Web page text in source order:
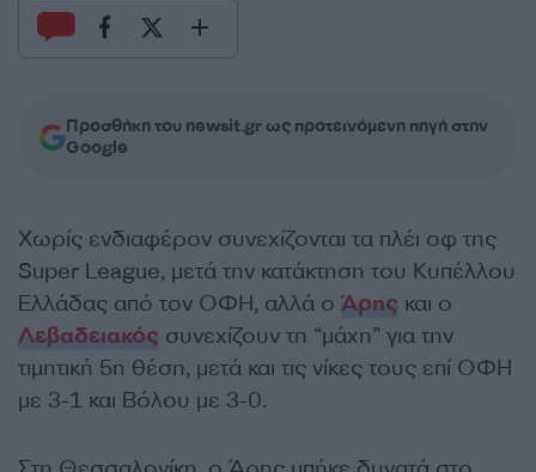
Προσθήκη του newsit.gr ως προτεινόμενη πηγή στην
Google
Χωρίς ενδιαφέρον συνεχίζονται τα πλέι οφ της
Super League, μετά την κατάκτηση του Κυπέλλου
Ελλάδας από τον ΟΦΗ, αλλά ο Άρης και ο
Λεβαδειακός συνεχίζουν τη “μάχη” για την
τιμητική 5η θέση, μετά και τις νίκες τους επί ΟΦΗ
με 3-1 και Βόλου με 3-0.